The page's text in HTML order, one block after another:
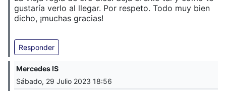
gustaría verlo al llegar. Por respeto. Todo muy bien
dicho, ¡muchas gracias!
Responder
Mercedes IS
Sábado, 29 Julio 2023 18:56